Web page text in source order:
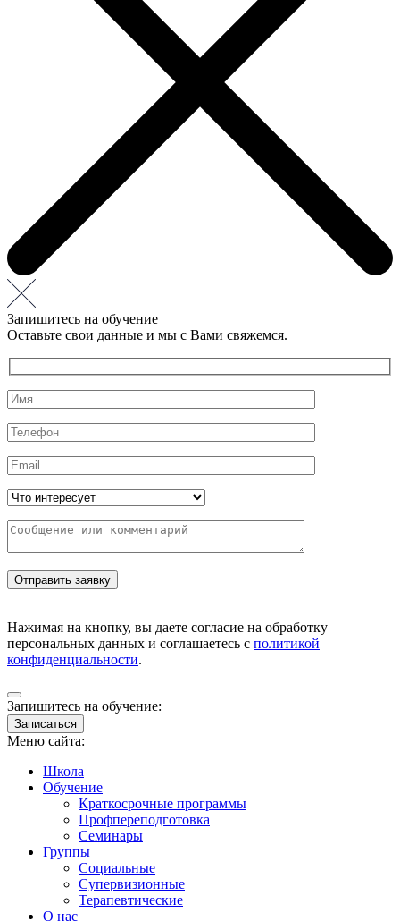
Запишитесь на обучение
Оставьте свои данные и мы с Вами свяжемся.
Нажимая на кнопку, вы даете согласие на обработку
персональных данных и соглашаетесь с политикой
конфиденциальности.
Запишитесь на обучение:
Записаться
Меню сайта:
Школа
Обучение
Краткосрочные программы
Профпереподготовка
Семинары
Группы
Социальные
Супервизионные
Терапевтические
О нас